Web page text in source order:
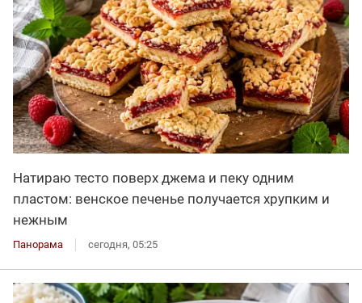
Натираю тесто поверх джема и пеку одним
пластом: венское печенье получается хрупким и
нежным
Панорама сегодня, 05:25